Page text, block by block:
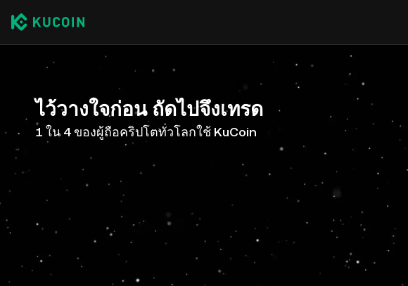
ไว้วางใจก่อน ถัดไปจึงเทรด
1 ใน 4 ของผู้ถือคริปโตทั่วโลกใช้ KuCoin